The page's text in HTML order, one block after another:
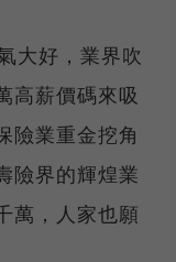
大好，業界吹
高薪價碼來吸
險業重金挖角
險界的輝煌業
萬，人家也願